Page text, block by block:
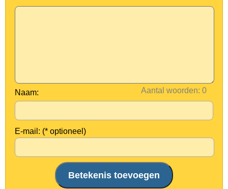
Aantal woorden:
Naam:
E-mail: (* optioneel)